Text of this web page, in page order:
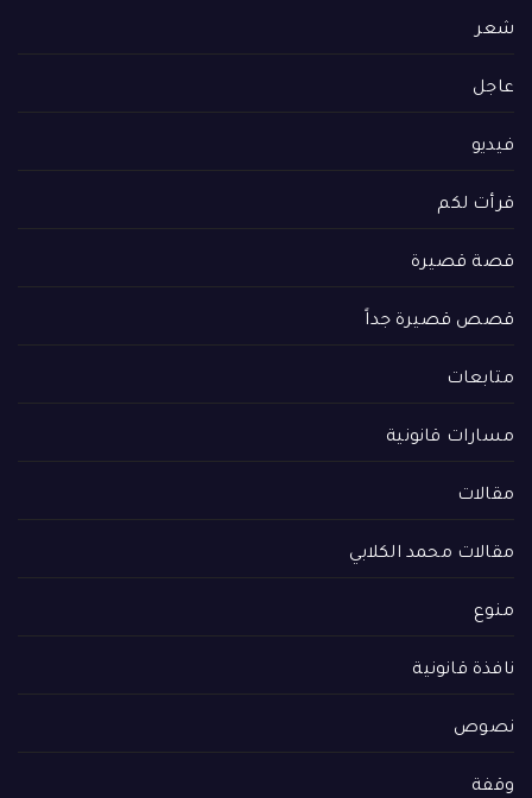
شعر
عاجل
فيديو
قرأت لكم
قصة قصيرة
قصص قصيرة جداً
متابعات
مسارات قانونية
مقالات
مقالات محمد الكلابي
منوع
نافذة قانونية
نصوص
وقفة